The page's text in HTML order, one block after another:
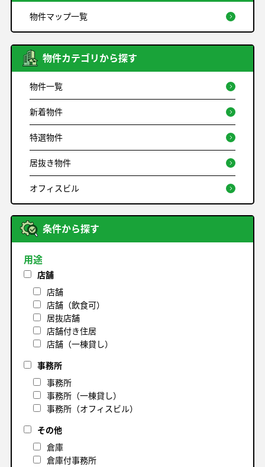
物件マップ一覧
物件カテゴリから探す
物件一覧
新着物件
特選物件
居抜き物件
オフィスビル
条件から探す
用途
店舗
店舗
店舗（飲食可）
居抜店舗
店舗付き住居
店舗（一棟貸し）
事務所
事務所
事務所（一棟貸し）
事務所（オフィスビル）
その他
倉庫
倉庫付事務所